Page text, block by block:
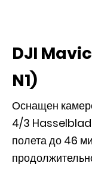
DJI
N1)
Оснащен
4/3 Hasselblad
полета до 46